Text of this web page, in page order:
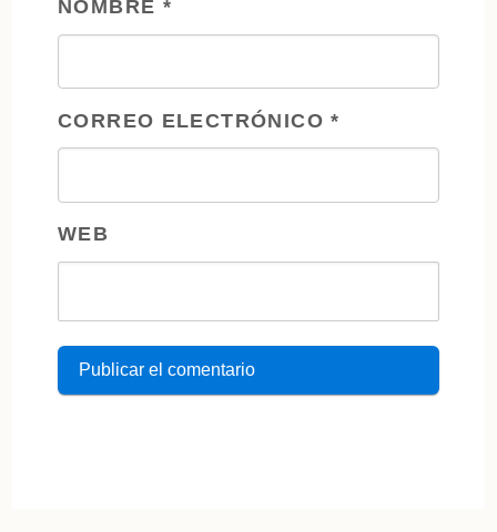
NOMBRE *
CORREO ELECTRÓNICO*
WEB